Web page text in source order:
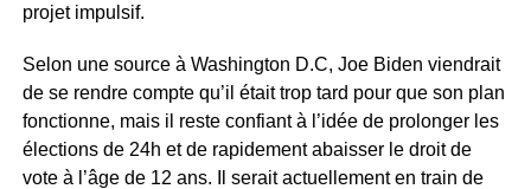
projet impulsif.
Selon une source à Washington D.C, Joe Biden viendrait
de se rendre compte qu’il était trop tard pour que son plan
fonctionne, mais il reste confiant à l’idée de prolonger les
élections de 24h et de rapidement abaisser le droit de
vote à l’âge de 12 ans. Il serait actuellement en train de